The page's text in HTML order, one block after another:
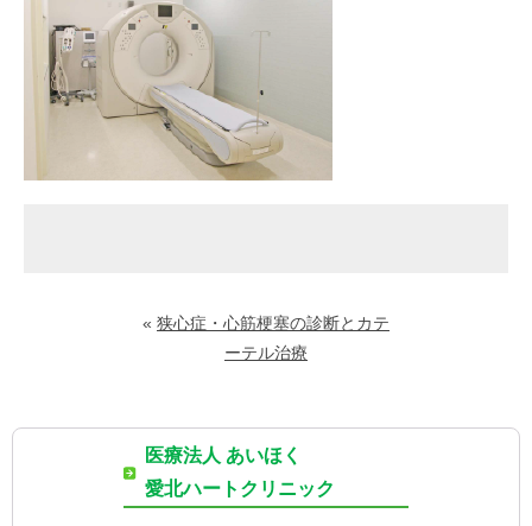
« 狭心症・心筋梗塞の診断とカテ
ーテル治療
医療法人 あいほく
愛北ハートクリニック